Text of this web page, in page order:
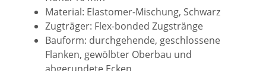
Material: Elastomer-Mischung, Schwarz
Zugträger: Flex-bonded Zugstränge
Bauform: durchgehende, geschlossene
Flanken, gewölbter Oberbau und